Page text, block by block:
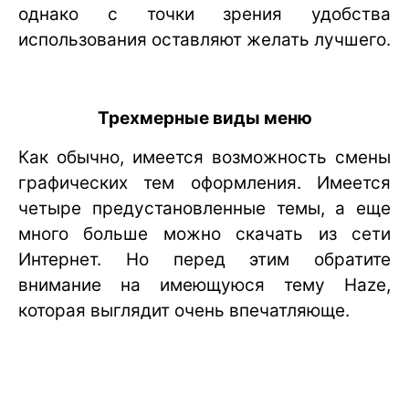
однако с точки зрения удобства
использования оставляют желать лучшего.
Трехмерные виды меню
Как обычно, имеется возможность смены
графических тем оформления. Имеется
четыре предустановленные темы, а еще
много больше можно скачать из сети
Интернет. Но перед этим обратите
внимание на имеющуюся тему Haze,
которая выглядит очень впечатляюще.